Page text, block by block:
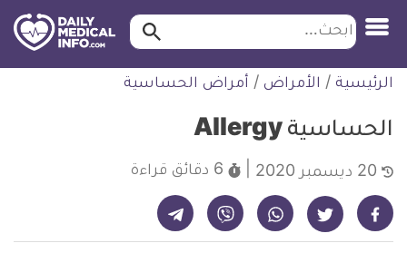
التخطي
للمحتوى
ابحث ابحث…
الرئيسية / الأمراض / أمراض الحساسية
الحساسية Allergy
6 دقائق قراءة
شارك على فيسبوك - ديلي ميديكال انفو شارك على تويتر - ديلي ميديكال انفو شارك على واتساب - ديلي ميديكال انفو شارك على فايبر - ديلي ميديكال انفو شارك على تيليجرام - ديلي ميديكال انفو